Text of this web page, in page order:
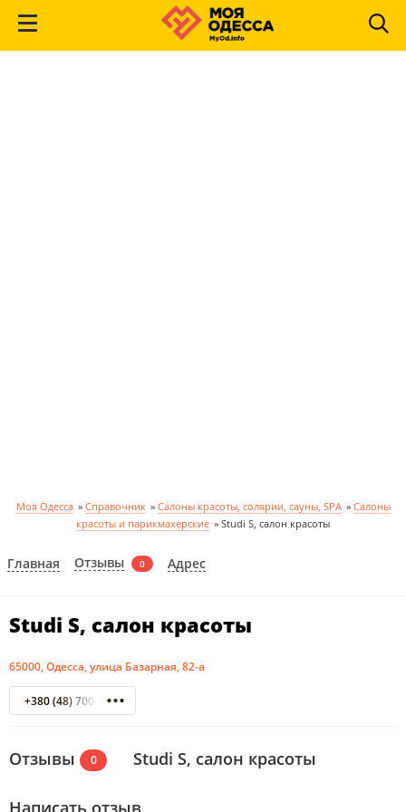
Моя Одесса » Справочник » Салоны красоты, солярии, сауны, SPA » Салоны
красоты и парикмахерские » Studi S, салон красоты
Главная Отзывы 0 Адрес
Studi S, салон красоты
65000, Одесса, улица Базарная, 82-а
+380 (48) 700-32-23
Отзывы 0 Studi S, салон красоты